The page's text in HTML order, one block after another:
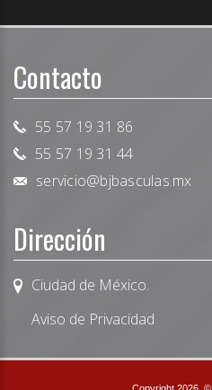
Contacto
55 57 19 31 86
55 57 19 31 44
servicio@bjbasculas.mx
Dirección
Ciudad de México.
Aviso de Privacidad